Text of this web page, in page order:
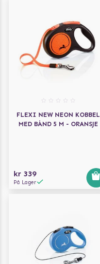
FLEXI NEW NEON KOBBEL
MED BÅND 5 M - ORANSJE
kr 339
På Lager